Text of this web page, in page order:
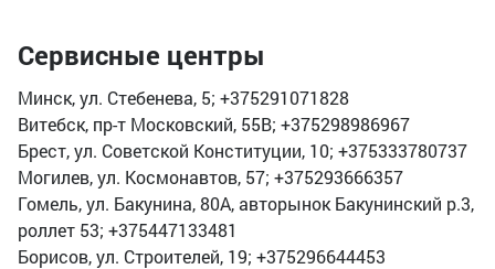
Сервисные центры
Минск, ул. Стебенева, 5; +375291071828
Витебск, пр-т Московский, 55В; +375298986967
Брест, ул. Советской Конституции, 10; +375333780737
Могилев, ул. Космонавтов, 57; +375293666357
Гомель, ул. Бакунина, 80А, авторынок Бакунинский р.3,
роллет 53; +375447133481
Борисов, ул. Строителей, 19; +375296644453